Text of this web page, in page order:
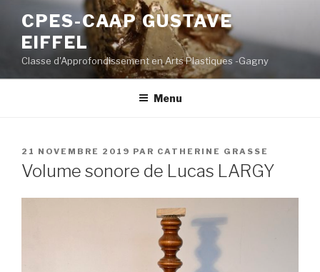
contenu
principal
CPES-CAAP GUSTAVE
EIFFEL
Classe d'Approfondissement en Arts Plastiques -Gagny
Menu
PUBLIÉ
LE
21 NOVEMBRE 2019 PAR CATHERINE GRASSE
Volume sonore de Lucas LARGY